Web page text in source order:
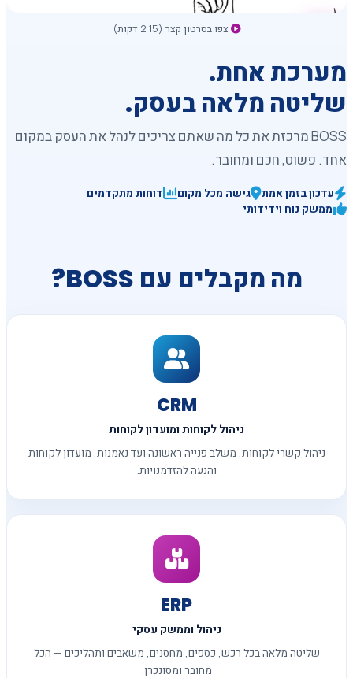
צפו בסרטון קצר (2:15 דקות)
מערכת אחת.
שליטה מלאה בעסק.
BOSS מרכזת את כל מה שאתם צריכים לנהל את העסק במקום
אחד. פשוט, חכם ומחובר.
עדכון בזמן אמת גישה מכל מקום
דוחות מתקדמים
ממשק נוח וידידותי
מה מקבלים עם BOSS?
CRM
ניהול לקוחות ומועדון לקוחות
ניהול קשרי לקוחות, משלב פנייה ראשונה ועד נאמנות, מועדון לקוחות
והנעה להזדמנויות.
ERP
ניהול וממשק עסקי
שליטה מלאה בכל רכש, כספים, מחסנים, משאבים ותהליכים — הכל
מחובר ומסונכרן.